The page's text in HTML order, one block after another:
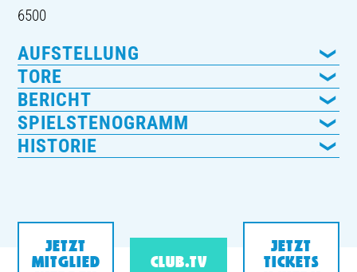
6500
AUFSTELLUNG
TORE
BERICHT
SPIELSTENOGRAMM
HISTORIE
JETZT
MITGLIED
CLUB.TV
JETZT
TICKETS